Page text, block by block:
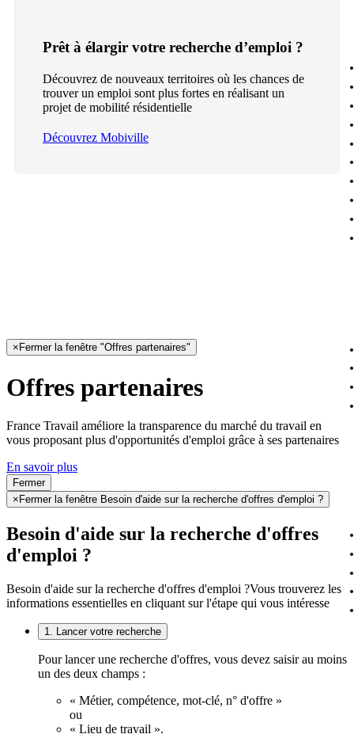
Prêt à élargir votre recherche d’emploi ?
Découvrez de nouveaux territoires où les chances de
trouver un emploi sont plus fortes en réalisant un
projet de mobilité résidentielle
Découvrez Mobiville
× Fermer la fenêtre "Offres partenaires"
Offres partenaires
France Travail améliore la transparence du marché du travail en
vous proposant plus d'opportunités d'emploi grâce à ses partenaires
En savoir plus
Fermer
× Fermer la fenêtre Besoin d'aide sur la recherche d'offres d'emploi ?
Besoin d'aide sur la recherche d'offres
d'emploi ?
Besoin d'aide sur la recherche d'offres d'emploi ?Vous trouverez les
informations essentielles en cliquant sur l'étape qui vous intéresse
1. Lancer votre recherche
Pour lancer une recherche d'offres, vous devez saisir au moins
un des deux champs :
« Métier, compétence, mot-clé, n° d'offre »
ou
« Lieu de travail ».